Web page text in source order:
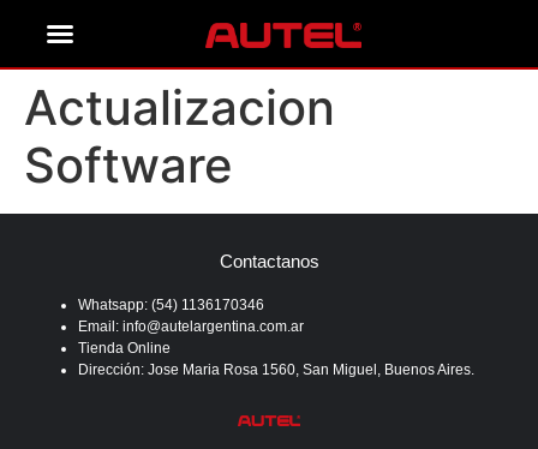
Actualizacion
Software
Contactanos
Whatsapp: (54) 1136170346
Email: info@autelargentina.com.ar
Tienda Online
Dirección: Jose Maria Rosa 1560, San Miguel, Buenos Aires.